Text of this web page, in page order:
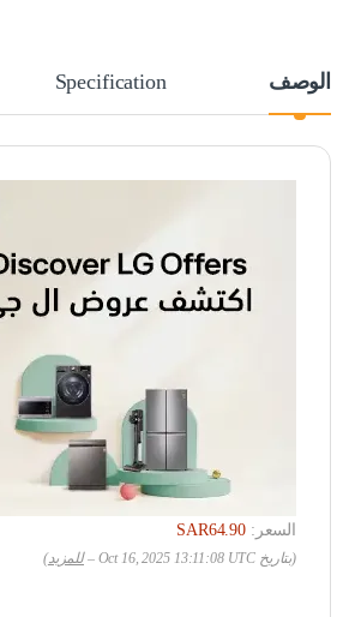
الوصف Specification
السعر:SAR64.90
(بتاريخ Oct 16, 2025 13:11:08 UTC – للمزيد)